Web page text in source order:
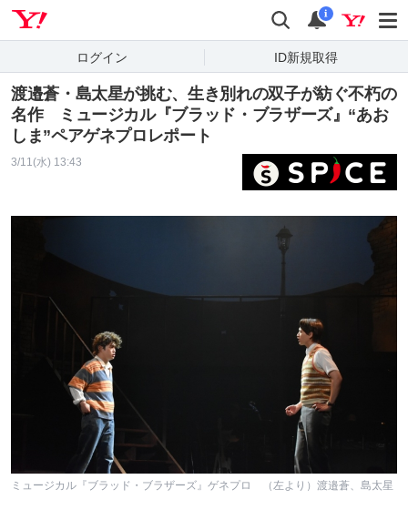
検索 通知
i
ログイン ID新規取得
渡邉蒼・島太星が挑む、生き別れの双子が紡ぐ不朽の
名作 ミュージカル『ブラッド・ブラザーズ』“あお
しま”ペアゲネプロレポート
3/11(水) 13:43
ミュージカル『ブラッド・ブラザーズ』ゲネプロ （左より）渡邉蒼、島太星